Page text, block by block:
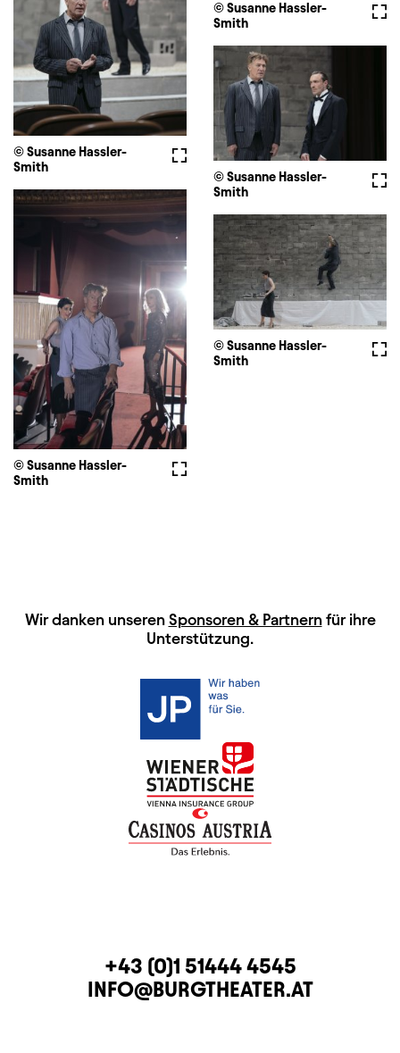
© Susanne Hassler-
Smith
Vollbild
© Susanne Hassler-
Smith
© Susanne Hassler-
Smith
Vollbild
© Susanne Hassler-
Smith
© Susanne Hassler-
Smith
HAUPTSPONSOREN
Wir danken unseren Sponsoren & Partnernfür ihre
Unterstützung.
KONTAKTTELEFON
+43 (0)1 51444 4545
E-MAIL
INFO@BURGTHEATER.AT